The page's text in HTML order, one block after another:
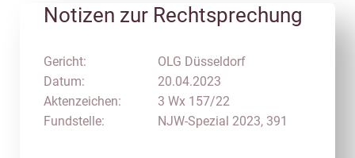
Notizen zur Rechtsprechung
Gericht:
Datum:
Aktenzeichen:
Fundstelle:
OLG Düsseldorf
20.04.2023
3 Wx 157/22
NJW-Spezial 2023, 391